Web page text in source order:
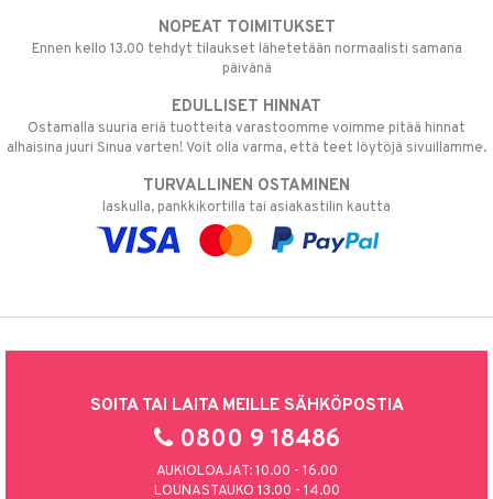
NOPEAT TOIMITUKSET
Ennen kello 13.00 tehdyt tilaukset lähetetään normaalisti samana
päivänä
EDULLISET HINNAT
Ostamalla suuria eriä tuotteita varastoomme voimme pitää hinnat
alhaisina juuri Sinua varten! Voit olla varma, että teet löytöjä sivuillamme.
TURVALLINEN OSTAMINEN
laskulla, pankkikortilla tai asiakastilin kautta
SOITA TAI LAITA MEILLE SÄHKÖPOSTIA
0800 9 18486
AUKIOLOAJAT: 10.00 - 16.00
LOUNASTAUKO 13.00 - 14.00